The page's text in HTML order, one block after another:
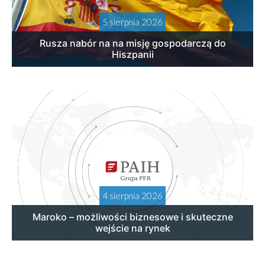
5 sierpnia 2026
Rusza nabór na na misję gospodarczą do
Hiszpanii
4 sierpnia 2026
Maroko – możliwości biznesowe i skuteczne
wejście na rynek